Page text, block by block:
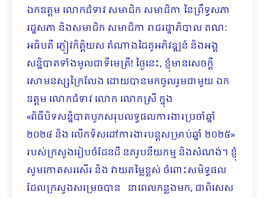
ឯកឧត្តម លោកជំទាវ សមាជិក សមាជិកា នៃព្រឹទ្ធសភា
រដ្ឋសភា និងសមាជិក សមាជិកា រាជរដ្ឋាភិបាល គណៈ
អធិបតី ភ្ញៀវកិត្តិយស តំណាងដៃគូអភិវឌ្ឍន៍ និងអង្គ
សន្និបាតទាំងមូលជាទីមេត្រី! ថ្ងៃនេះ, ខ្ញុំមានសេចក្តី
សោមនស្សក្រៃលែង ដោយបានមកចូលរួមជាមួយ ឯក
ឧត្តម លោកជំទាវ លោក លោកស្រី ក្នុង
«ពិធីបិទសន្និបាតបូកសរុបលទ្ធផលការងារប្រចាំឆ្នាំ
២០២៤ និង លើកទិសដៅការងារបន្តសម្រាប់ឆ្នាំ ២០២៥»
របស់ក្រសួងរៀបចំដែនដី នគរូបនីយកម្ម និងសំណង់។ ខ្ញុំ
សូមកោតសរសើរ និង វាយតម្លៃខ្ពស់ ចំពោះសមិទ្ធផល
ដែលក្រសួងសម្រេចបាន​ នាពេលកន្លងមក, ជាពិសេស